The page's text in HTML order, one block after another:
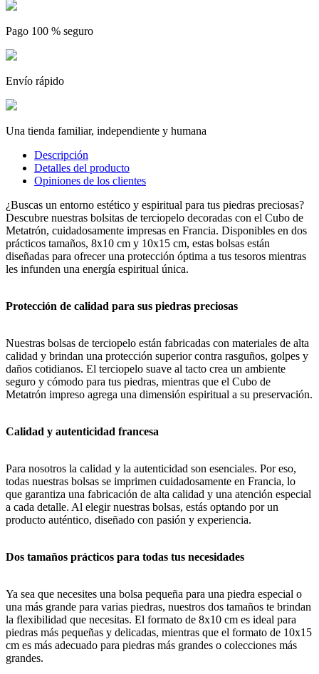
Pago 100 % seguro
Envío rápido
Una tienda familiar, independiente y humana
Descripción
Detalles del producto
Opiniones de los clientes
¿Buscas un entorno estético y espiritual para tus piedras preciosas?
Descubre nuestras bolsitas de terciopelo decoradas con el Cubo de
Metatrón, cuidadosamente impresas en Francia. Disponibles en dos
prácticos tamaños, 8x10 cm y 10x15 cm, estas bolsas están
diseñadas para ofrecer una protección óptima a tus tesoros mientras
les infunden una energía espiritual única.
Protección de calidad para sus piedras preciosas
Nuestras bolsas de terciopelo están fabricadas con materiales de alta
calidad y brindan una protección superior contra rasguños, golpes y
daños cotidianos. El terciopelo suave al tacto crea un ambiente
seguro y cómodo para tus piedras, mientras que el Cubo de
Metatrón impreso agrega una dimensión espiritual a su preservación.
Calidad y autenticidad francesa
Para nosotros la calidad y la autenticidad son esenciales. Por eso,
todas nuestras bolsas se imprimen cuidadosamente en Francia, lo
que garantiza una fabricación de alta calidad y una atención especial
a cada detalle. Al elegir nuestras bolsas, estás optando por un
producto auténtico, diseñado con pasión y experiencia.
Dos tamaños prácticos para todas tus necesidades
Ya sea que necesites una bolsa pequeña para una piedra especial o
una más grande para varias piedras, nuestros dos tamaños te brindan
la flexibilidad que necesitas. El formato de 8x10 cm es ideal para
piedras más pequeñas y delicadas, mientras que el formato de 10x15
cm es más adecuado para piedras más grandes o colecciones más
grandes.